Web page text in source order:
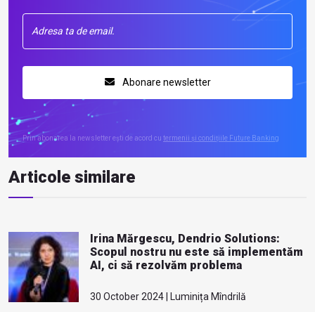
Abonare newsletter
Prin abonarea la newsletter ești de acord cu termenii și condițiile Future Banking
Articole similare
Irina Mărgescu, Dendrio Solutions:
Scopul nostru nu este să implementăm
AI, ci să rezolvăm problema
30 October 2024 | Luminița Mîndrilă